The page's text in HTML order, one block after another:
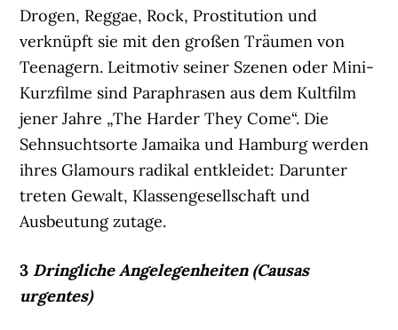
Drogen, Reggae, Rock, Prostitution und
verknüpft sie mit den großen Träumen von
Teenagern. Leitmotiv seiner Szenen oder Mini-
Kurzfilme sind Paraphrasen aus dem Kultfilm
jener Jahre „The Harder They Come“. Die
Sehnsuchtsorte Jamaika und Hamburg werden
ihres Glamours radikal entkleidet: Darunter
treten Gewalt, Klassengesellschaft und
Ausbeutung zutage.
3 Dringliche Angelegenheiten (Causas
urgentes)